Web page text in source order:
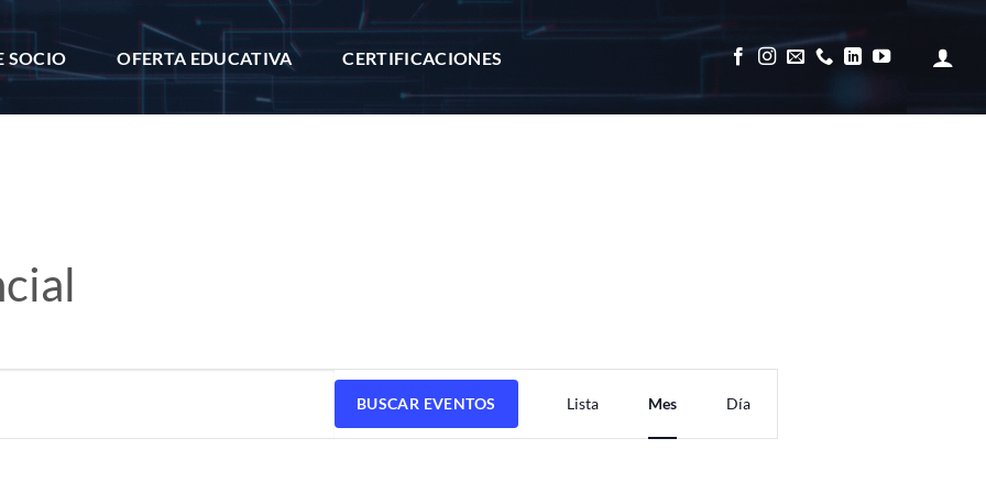
SOCIO OFERTA EDUCATIVA CERTIFICACIONES
BUSCAR EVENTOS Lista Mes Día